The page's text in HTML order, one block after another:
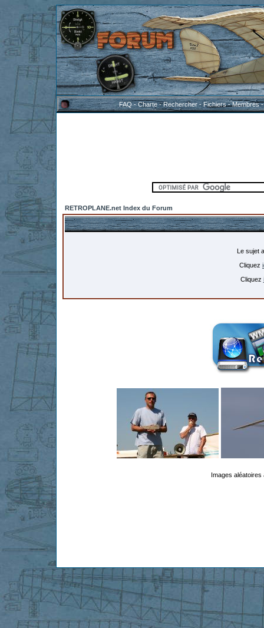
FAQ-Charte-Rechercher-Fichiers-Membres
RETROPLANE.net Index du Forum
Le sujet
Cliquez
Cliquez
Images aléatoires